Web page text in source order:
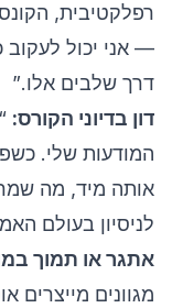
רפלקטיבית,
— אני יכול לעקוב
דרך שלבים אלו.”
דון בדיוני הקורס:
המודעות שלי.
אותה מיד, מה
לניסיון בעולם
אתגר או תמוך
מגוונים מייצרים